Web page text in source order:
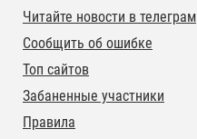
Читайте новости в телеграм
Сообщить об ошибке
Топ сайтов
Забаненные участники
Правила